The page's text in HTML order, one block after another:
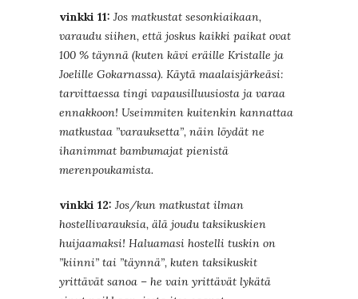
vinkki 11: Jos matkustat sesonkiaikaan,
varaudu siihen, että joskus kaikki paikat ovat
100 % täynnä (kuten kävi eräille Kristalle ja
Joelille Gokarnassa). Käytä maalaisjärkeäsi:
tarvittaessa tingi vapausilluusiosta ja varaa
ennakkoon! Useimmiten kuitenkin kannattaa
matkustaa ”varauksetta”, näin löydät ne
ihanimmat bambumajat pienistä
merenpoukamista.
vinkki 12: Jos/kun matkustat ilman
hostellivarauksia, älä joudu taksikuskien
huijaamaksi! Haluamasi hostelli tuskin on
”kiinni” tai ”täynnä”, kuten taksikuskit
yrittävät sanoa – he vain yrittävät lykätä